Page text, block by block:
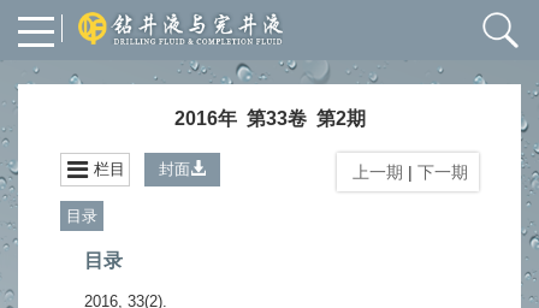
2016年 第33卷 第2期
栏目 封面 上一期 | 下一期
目录
目录
2016, 33(2).